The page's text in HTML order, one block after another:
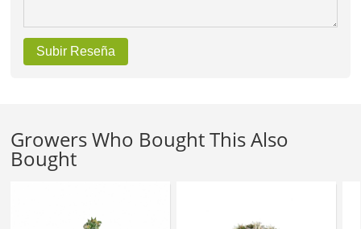
Subir Reseña
Growers Who Bought This Also
Bought